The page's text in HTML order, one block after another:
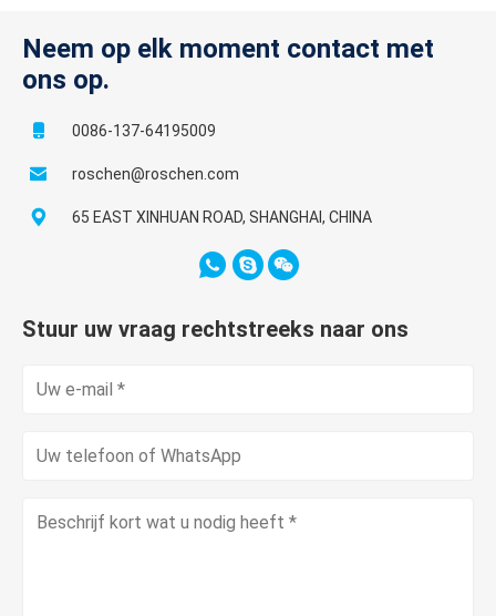
Neem op elk moment contact met
ons op.
0086-137-64195009
roschen@roschen.com
65 EAST XINHUAN ROAD, SHANGHAI, CHINA
Stuur uw vraag rechtstreeks naar ons